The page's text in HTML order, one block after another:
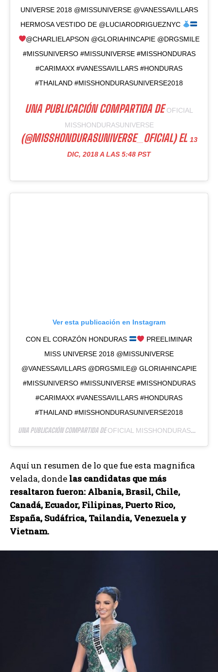
UNIVERSE 2018 @MISSUNIVERSE @VANESSAVILLARS
HERMOSA VESTIDO DE @LUCIARODRIGUEZNYC
@CHARLIELAPSON @GLORIAHINCAPIE @DRGSMILE
#MISSUNIVERSO #MISSUNIVERSE #MISSHONDURAS
#CARIMAXX #VANESSAVILLARS #HONDURAS
#THAILAND #MISSHONDURASUNIVERSE2018
UNA PUBLICACIÓN COMPARTIDA DEOFICIAL
MISSHONDURASUNIVERSE
(@MISSHONDURASUNIVERSE_OFICIAL) EL 13
DIC, 2018 A LAS 5:48 PST
Ver esta publicación en Instagram
CON EL CORAZÓN HONDURAS
PREELIMINAR
MISS UNIVERSE 2018 @MISSUNIVERSE
@VANESSAVILLARS @DRGSMILE@ GLORIAHINCAPIE
#MISSUNIVERSO #MISSUNIVERSE #MISSHONDURAS
#CARIMAXX #VANESSAVILLARS #HONDURAS
#THAILAND #MISSHONDURASUNIVERSE2018
UNA PUBLICACIÓN COMPARTIDA DEOFICIAL MISSHONDURASUNIVERSE
Aquí un resumen de lo que fue esta magnifica
velada, donde las candidatas que más
resaltaron fueron: Albania, Brasil, Chile,
Canadá, Ecuador, Filipinas, Puerto Rico,
España, Sudáfrica, Tailandia, Venezuela y
Vietnam.